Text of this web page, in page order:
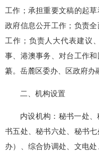
工作；承担重要文稿的起
政府信息公开工作；负责
工作；负责人大代表建议
事、港澳事务、对台工作
纂。岳麓区委办、区政府办
二、机构设置
内设机构：秘书一处
书五处、秘书六处、秘书
办）、综合协调处、文电